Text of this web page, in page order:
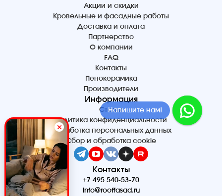
Акции и скидки
Кровельные и фасадные работы
Доставка и оплата
Партнерство
О компании
FAQ
Контакты
Пенокерамика
Производители
Информация
Статьи
Политика конфиденциальности
Обработка персональных данных
Сбор и обработка cookie
Контакты
+7 495 540-53-70
info@rooffasad.ru
Напишите нам!